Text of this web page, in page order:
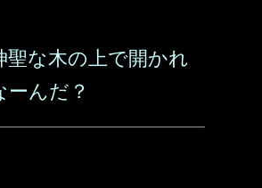
聖な木の上で開かれ
ーんだ？